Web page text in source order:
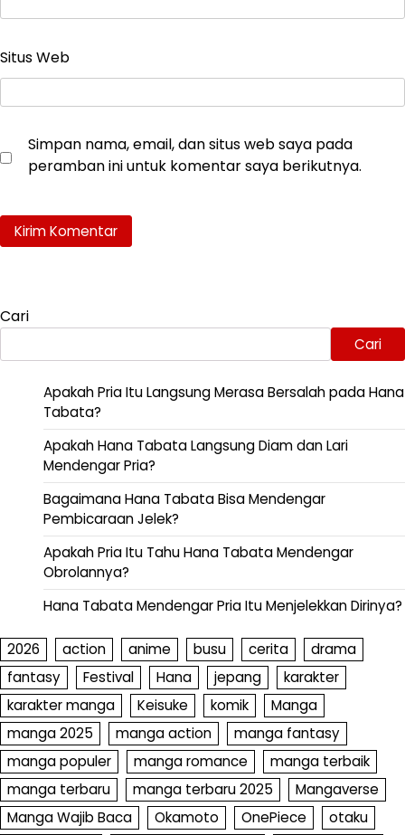
Situs Web
Simpan nama, email, dan situs web saya pada
peramban ini untuk komentar saya berikutnya.
Cari
Cari
Apakah Pria Itu Langsung Merasa Bersalah pada Hana
Tabata?
Apakah Hana Tabata Langsung Diam dan Lari
Mendengar Pria?
Bagaimana Hana Tabata Bisa Mendengar
Pembicaraan Jelek?
Apakah Pria Itu Tahu Hana Tabata Mendengar
Obrolannya?
Hana Tabata Mendengar Pria Itu Menjelekkan Dirinya?
2026 action anime busu cerita
drama
fantasy
Festival Hana jepang
karakter
karakter manga
Keisuke komik
Manga
manga 2025
manga action
manga fantasy
manga populer
manga romance
manga terbaik
manga terbaru
manga terbaru 2025
Mangaverse
Manga Wajib Baca
Okamoto OnePiece
otaku